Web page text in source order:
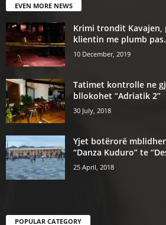
EVEN MORE NEWS
Krimi trondit
klientin me plumb
10 December, 2019
Tatimet kontrolle ne
bllokohet “Adriatik 2”
30 July, 2018
Yjet botërorë
“Danza Kuduro” te
25 April, 2018
POPULAR CATEGORY